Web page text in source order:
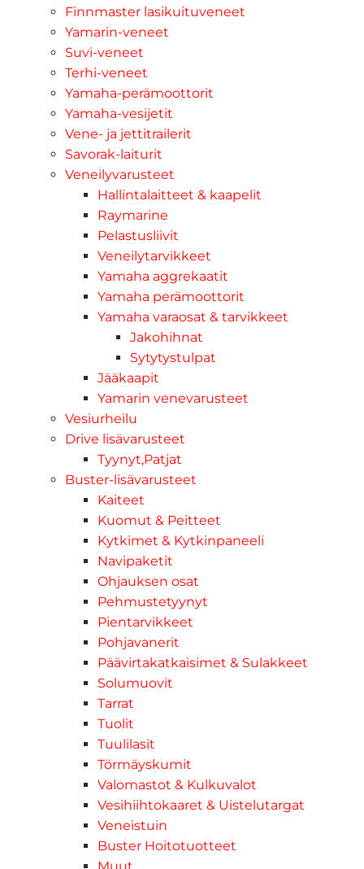
Finnmaster lasikuituveneet
Yamarin-veneet
Suvi-veneet
Terhi-veneet
Yamaha-perämoottorit
Yamaha-vesijetit
Vene- ja jettitrailerit
Savorak-laiturit
Veneilyvarusteet
Hallintalaitteet & kaapelit
Raymarine
Pelastusliivit
Veneilytarvikkeet
Yamaha aggrekaatit
Yamaha perämoottorit
Yamaha varaosat & tarvikkeet
Jakohihnat
Sytytystulpat
Jääkaapit
Yamarin venevarusteet
Vesiurheilu
Drive lisävarusteet
Tyynyt,Patjat
Buster-lisävarusteet
Kaiteet
Kuomut & Peitteet
Kytkimet & Kytkinpaneeli
Navipaketit
Ohjauksen osat
Pehmustetyynyt
Pientarvikkeet
Pohjavanerit
Päävirtakatkaisimet & Sulakkeet
Solumuovit
Tarrat
Tuolit
Tuulilasit
Törmäyskumit
Valomastot & Kulkuvalot
Vesihiihtokaaret & Uistelutargat
Veneistuin
Buster Hoitotuotteet